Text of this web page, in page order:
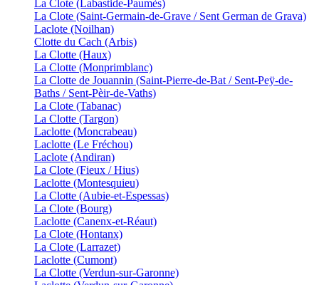
La Clote (Labastide-Paumès)
La Clote (Saint-Germain-de-Grave / Sent German de Grava)
Laclote (Noilhan)
Clotte du Cach (Arbis)
La Clotte (Haux)
La Clotte (Monprimblanc)
La Clotte de Jouannin (Saint-Pierre-de-Bat / Sent-Peÿ-de-
Baths / Sent-Pèir-de-Vaths)
La Clote (Tabanac)
La Clotte (Targon)
Laclotte (Moncrabeau)
Laclotte (Le Fréchou)
Laclote (Andiran)
La Clote (Fieux / Hius)
Laclotte (Montesquieu)
La Clotte (Aubie-et-Espessas)
La Clote (Bourg)
Laclotte (Canenx-et-Réaut)
La Clote (Hontanx)
La Clote (Larrazet)
Laclotte (Cumont)
La Clotte (Verdun-sur-Garonne)